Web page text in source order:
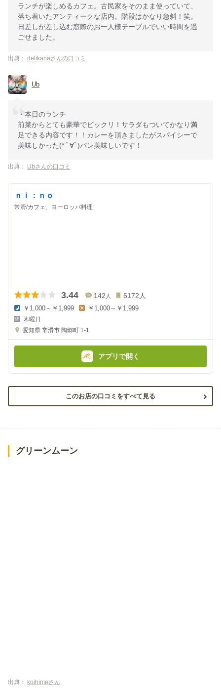
ランチが楽しめるカフェ。古民家をそのまま使っていて、
落ち着いたアンティークな店内。階段はかなり急斜！笑。
日差しが差し込む窓際のお一人様テーブルでいい時間を過
ごせました。
出典： delikanaさんの口コミ
Ub
・本日のランチ
前菜からとても豪華でビックリ！サラダもついてかなり満
足できる内容です！！カレーを頂きましたがスパイシーで
美味しかった(* ﾟ∀ﾟ)パン美味しいです！
出典： Ubさんの口コミ
ｎｉ：ｎｏ
常滑/カフェ、ヨーロッパ料理
3.44 142 人 6172人
夜
の
金
￥1,000～￥1,999
金
￥1,000～￥1,999
木曜日
愛知県 常滑市 陶郷町 1-1
アプリで開く
このお店の口コミをすべて見る
グリーンムーン
出典： koihimeさん